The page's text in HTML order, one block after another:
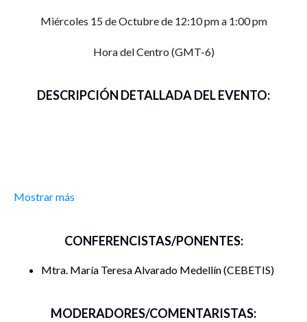
Miércoles 15 de Octubre de 12:10 pm a 1:00 pm
Hora del Centro (GMT-6)
DESCRIPCIÓN DETALLADA DEL EVENTO:
Mostrar más
CONFERENCISTAS/PONENTES:
Mtra. María Teresa Alvarado Medellín CEBETIS
MODERADORES/COMENTARISTAS: